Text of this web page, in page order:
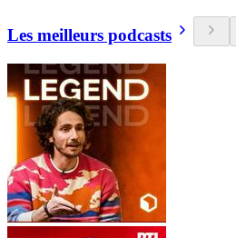
Les meilleurs podcasts